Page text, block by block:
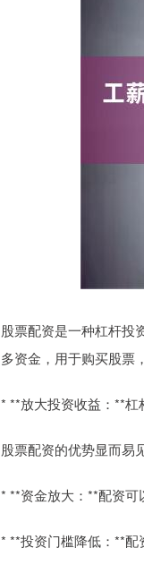
股票配资是一种杠杆投
多资金，用于购买股票
* **放大投资收益：**杠
股票配资的优势显而易
* **资金放大：**配资可
* **投资门槛降低：**配